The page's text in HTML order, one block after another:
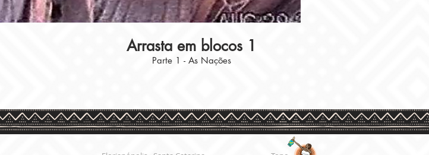
Arrasta em blocos 1
Parte 1 - As Nações